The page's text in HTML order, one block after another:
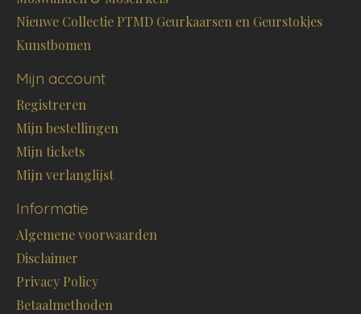
Nieuwe Collectie PTMD Geurkaarsen en Geurstokjes
Kunstbomen
Mijn account
Registreren
Mijn bestellingen
Mijn tickets
Mijn verlanglijst
Informatie
Algemene voorwaarden
Disclaimer
Privacy Policy
Betaalmethoden